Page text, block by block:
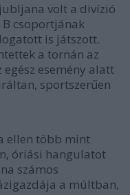
volt a divízió
csoportjának
is játszott.
a tornán az
esemény alatt
sportszerűen
ellen több mint
óriási hangulatot
számos
a múltban,